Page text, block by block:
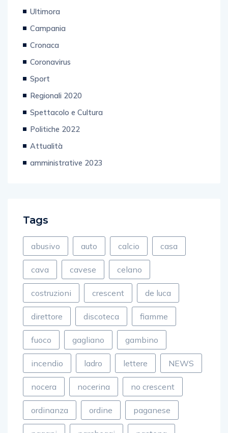
Ultimora
Campania
Cronaca
Coronavirus
Sport
Regionali 2020
Spettacolo e Cultura
Politiche 2022
Attualità
amministrative 2023
Tags
abusivo auto calcio casa
cava cavese celano
costruzioni crescent de luca
direttore discoteca fiamme
fuoco gagliano gambino
incendio ladro lettere NEWS
nocera nocerina no crescent
ordinanza ordine paganese